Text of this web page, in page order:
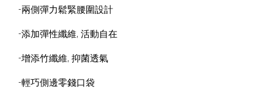
-兩側彈力鬆緊腰圍設計
-添加彈性纖維, 活動自在
-增添竹纖維, 抑菌透氣
-輕巧側邊零錢口袋